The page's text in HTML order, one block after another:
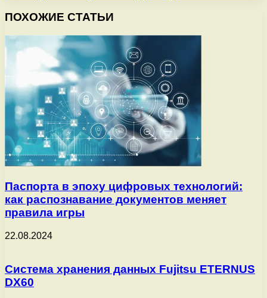
ПОХОЖИЕ СТАТЬИ
Паспорта в эпоху цифровых технологий:
как распознавание документов меняет
правила игры
22.08.2024
Система хранения данных Fujitsu ETERNUS
DX60